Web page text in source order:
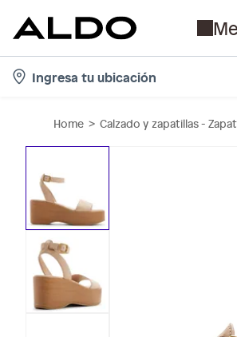
Ingresa tu ubicación
Home Calzado y zapatillas -